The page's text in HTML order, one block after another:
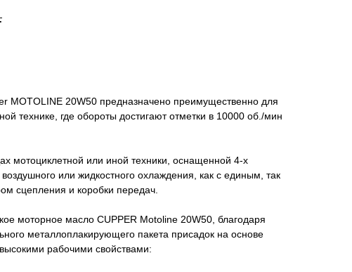
MOTOLINE 20W50 предназначено преимущественно для
технике, где обороты достигают отметки в 10000 об./мин
мотоциклетной или иной техники, оснащенной 4-х
или жидкостного охлаждения, как с единым, так
сцепления и коробки передач.
моторное масло CUPPER Motoline 20W50, благодаря
металлоплакирующего пакета присадок на основе
рабочими свойствами: